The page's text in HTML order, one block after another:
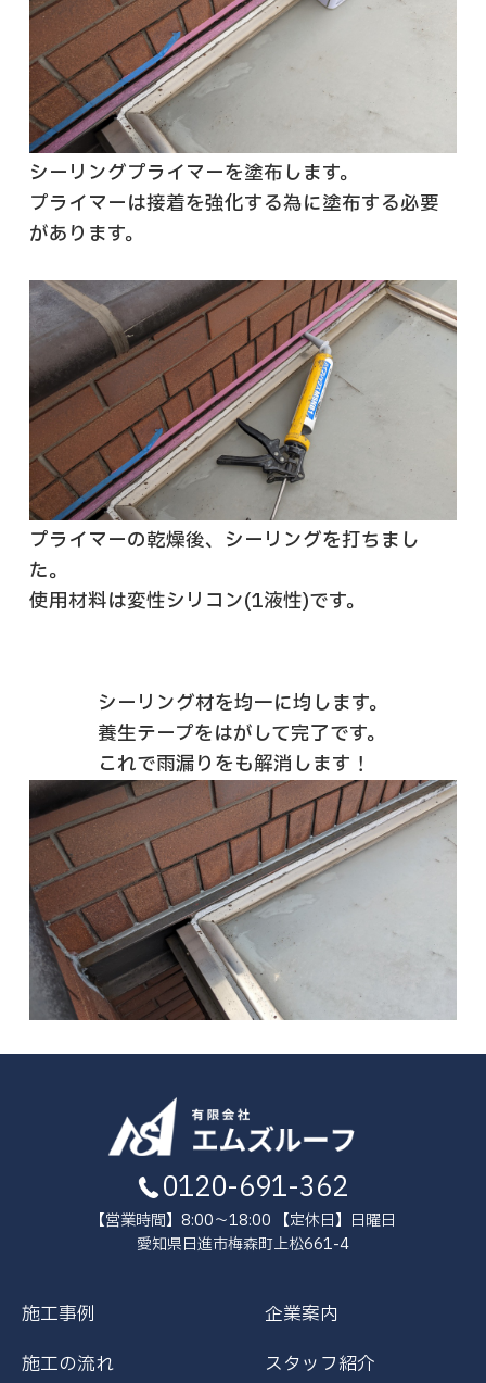
シーリングプライマーを塗布します。
プライマーは接着を強化する為に塗布する必要
があります。
プライマーの乾燥後、シーリングを打ちまし
た。
使用材料は変性シリコン(1液性)です。
シーリング材を均一に均します。
養生テープをはがして完了です。
これで雨漏りをも解消します！
0120-691-362
【営業時間】8:00～18:00 【定休日】日曜日
愛知県日進市梅森町上松661-4
施工事例
施工の流れ
企業案内
スタッフ紹介